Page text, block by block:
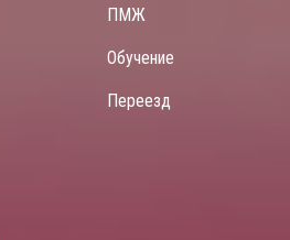
ПМЖ
Обучение
Переезд